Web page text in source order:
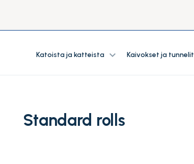
Katoista ja katteista expand_more Kaivokset ja tunnelit
Standard rolls